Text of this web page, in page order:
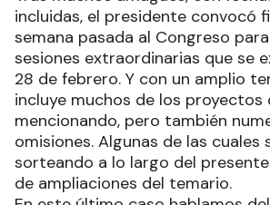
incluidas, el presidente convocó
semana pasada al Congreso
sesiones extraordinarias que se
28 de febrero. Y con un amplio
incluye muchos de los proyectos
mencionando, pero también
omisiones. Algunas de las cuales
sorteando a lo largo del
de ampliaciones del temario.